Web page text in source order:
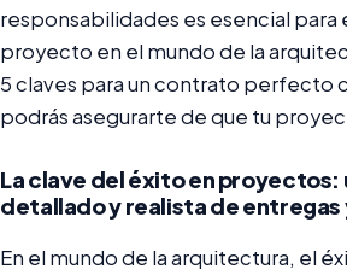
responsabilidades es esencial para
proyecto en el mundo de la
5 claves para un contrato perfecto
podrás asegurarte de que tu
La clave del éxito en proyectos:
detallado y realista de entregas
En el mundo de la arquitectura, el